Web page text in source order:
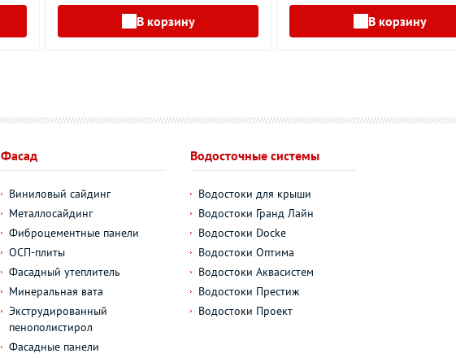
В корзину
В корзину
Фасад
Виниловый сайдинг
Металлосайдинг
Фиброцементные панели
ОСП-плиты
Фасадный утеплитель
Минеральная вата
Экструдированный
пенополистирол
Фасадные панели
Водосточные системы
Водостоки для крыши
Водостоки Гранд Лайн
Водостоки Docke
Водостоки Оптима
Водостоки Аквасистем
Водостоки Престиж
Водостоки Проект